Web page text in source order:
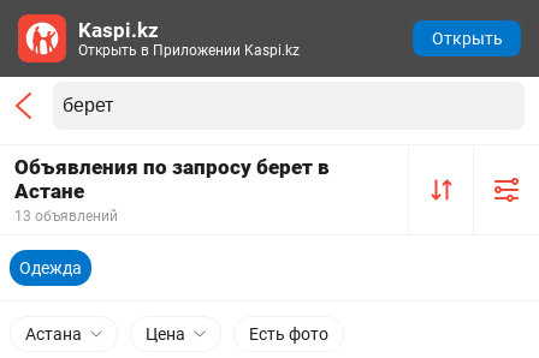
Объявления по запросу берет в
Астане
13 объявлений
Одежда
Астана Цена Есть фото
Kaspi.kz
Открыть в Приложении Kaspi.kz
Открыть